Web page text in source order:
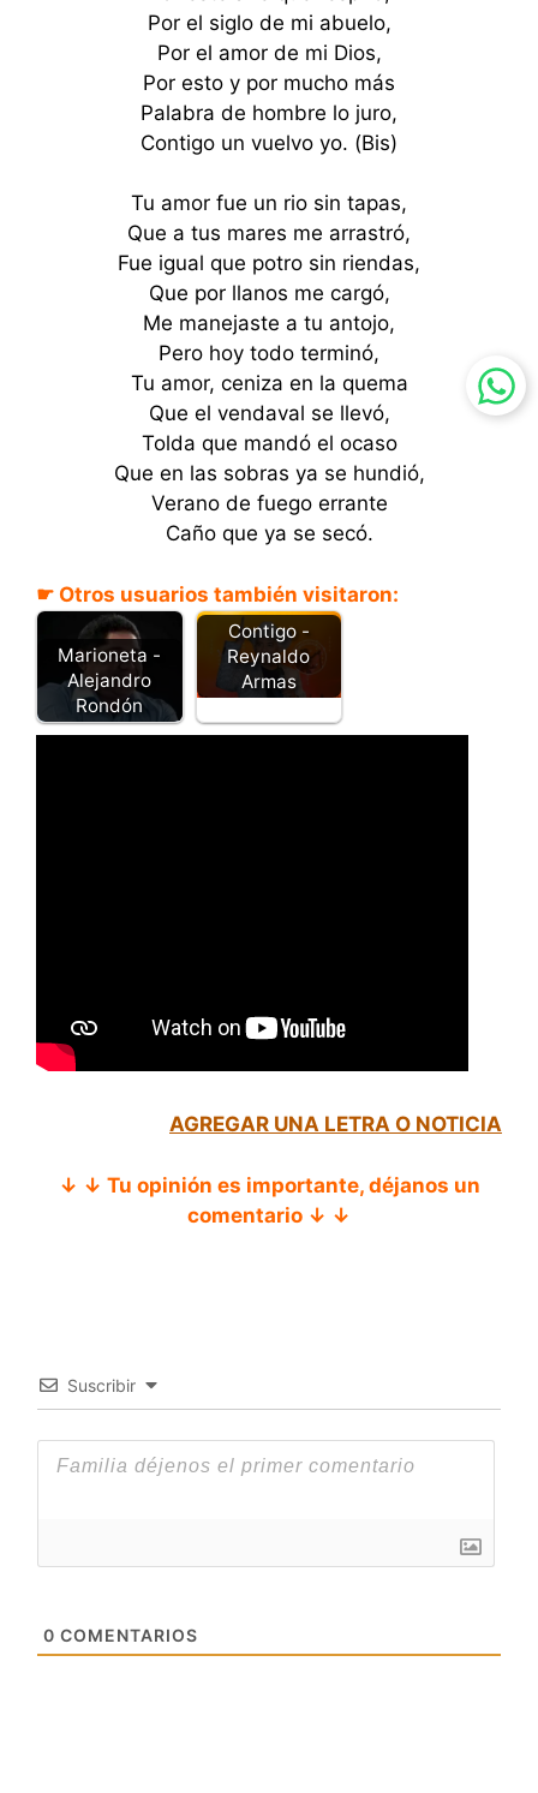
Por el siglo de mi abuelo,
Por el amor de mi Dios,
Por esto y por mucho más
Palabra de hombre lo juro,
Contigo un vuelvo yo. (Bis)
Tu amor fue un rio sin tapas,
Que a tus mares me arrastró,
Fue igual que potro sin riendas,
Que por llanos me cargó,
Me manejaste a tu antojo,
Pero hoy todo terminó,
Tu amor, ceniza en la quema
Que el vendaval se llevó,
Tolda que mandó el ocaso
Que en las sobras ya se hundió,
Verano de fuego errante
Caño que ya se secó.
☛ Otros usuarios también visitaron:
Marioneta -
Alejandro
Rondón
Contigo -
Reynaldo
Armas
AGREGAR UNA LETRA O NOTICIA
↓ ↓ Tu opinión es importante, déjanos un
comentario ↓ ↓
Suscribir
0 COMENTARIOS